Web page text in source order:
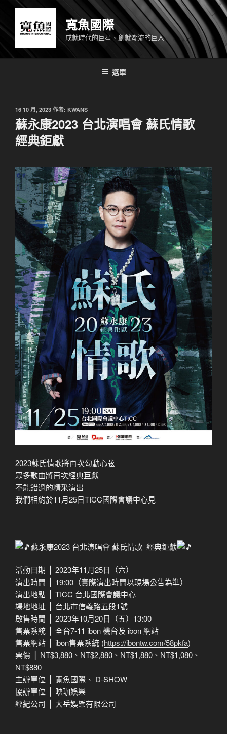
主
寬魚國際
成就時代的巨星、創就潮流的巨人
選單
發
佈
於
16 10 月, 2023 作者: KWANS
蘇永康2023 台北演唱會 蘇氏情歌 ​
經典鉅獻
2023蘇氏情歌將再次勾動心弦
眾多歌曲將再次經典巨獻
不能錯過的精采演出
我們相約於11月25日TICC國際會議中心見
蘇永康2023 台北演唱會 蘇氏情歌 ​ 經典鉅獻
活動日期 ⎪ 2023年11月25日（六）
演出時間 ⎪ 19:00（實際演出時間以現場公告為準）
演出地點 ⎪ TICC 台北國際會議中心
場地地址 ⎪ 台北市信義路五段1號
啟售時間 ⎪ 2023年10月20日（五）13:00
售票系統 ⎪ 全台7-11 ibon 機台及 ibon 網站
售票網站 ⎪ ibon售票系統 (https://ibontw.com/58pkfa)
票價 ⎪ NT$3,880、NT$2,880、NT$1,880、NT$1,080、
NT$880
主辦單位 ⎪ 寬魚國際、 D-SHOW
協辦單位 ⎪ 映珈娛樂
經紀公司 ⎪ 大岳娛樂有限公司